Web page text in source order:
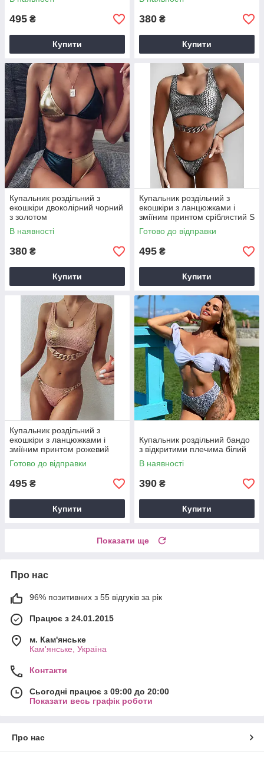
495 ₴
Купити
380 ₴
Купити
Купальник роздільний з
екошкіри двоколірний чорний
з золотом
В наявності
380 ₴
Купити
Купальник роздільний з
екошкіри з ланцюжками і
зміїним принтом сріблястий S
Готово до відправки
495 ₴
Купити
Купальник роздільний з
екошкіри з ланцюжками і
зміїним принтом рожевий
Готово до відправки
495 ₴
Купити
Купальник роздільний бандо
з відкритими плечима білий
В наявності
390 ₴
Купити
Показати ще
Про нас
96% позитивних з 55 відгуків за рік
Працює з 24.01.2015
м. Кам'янське
Кам'янське, Україна
Контакти
Сьогодні працює з 09:00 до 20:00
Показати весь графік роботи
Про нас